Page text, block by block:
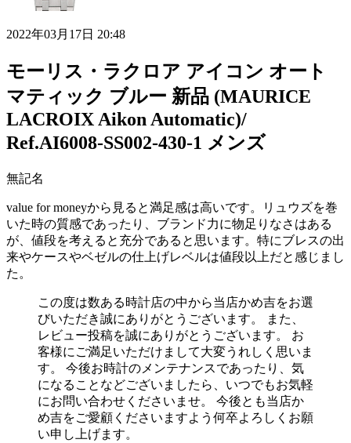
2022年03月17日 20:48
モーリス・ラクロア アイコン オート
マティック ブルー 新品 (MAURICE
LACROIX Aikon Automatic)/
Ref.AI6008-SS002-430-1 メンズ
無記名
value for moneyから見ると満足感は高いです。リュウズを巻
いた時の質感であったり、ブランド力に物足りなさはある
が、値段を考えると充分であると思います。特にブレスの出
来やケースやベゼルの仕上げレベルは値段以上だと感じまし
た。
この度は数ある時計店の中から当店かめ吉をお選
びいただき誠にありがとうございます。 また、
レビュー投稿を誠にありがとうございます。 お
客様にご満足いただけまして大変うれしく思いま
す。 今後お時計のメンテナンスであったり、気
になることなどございましたら、いつでもお気軽
にお問い合わせくださいませ。 今後とも当店か
め吉をご愛顧くださいますよう何卒よろしくお願
い申し上げます。